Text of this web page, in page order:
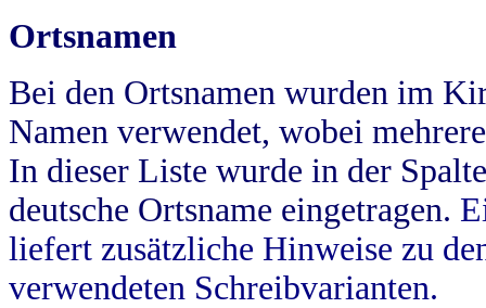
Ortsnamen
Bei den Ortsnamen wurden im
Namen verwendet, wobei
In dieser Liste wurde in der
deutsche Ortsname eingetragen.
liefert zusätzliche Hinweise zu
verwendeten Schreibvarianten.